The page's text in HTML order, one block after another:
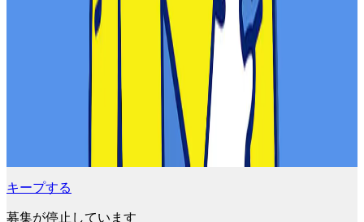
キープする
募集が停止しています